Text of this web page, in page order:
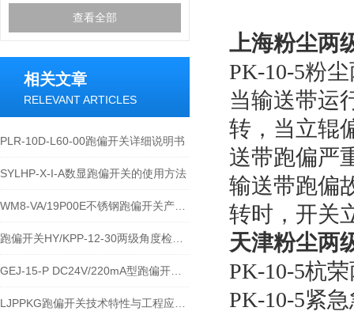
查看全部
相关文章
RELEVANT ARTICLES
PLR-10D-L60-00跑偏开关详细说明书
SYLHP-X-I-A数显跑偏开关的使用方法
上海粉尘两
PK-10-5粉
当输送带运
转，当立辊
送带跑偏严
输送带跑偏
转时，开关
天津粉尘两
PK-10-5杭
PK-10-5紧